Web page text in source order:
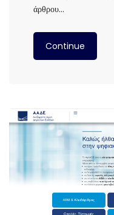
άρθρου…
Continue